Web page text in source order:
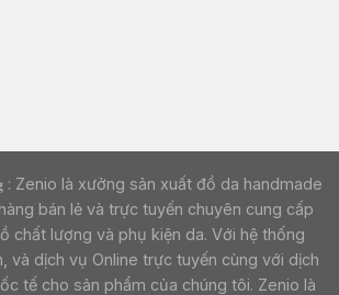
: Zenio là xưởng sản xuất đồ da handmade
bán lẻ và trực tuyến chuyên cung cấp
chất lượng và phụ kiện da. Với hệ thống
và dịch vụ Online trực tuyến cùng với dịch
tế cho sản phẩm của chúng tôi. Zenio là